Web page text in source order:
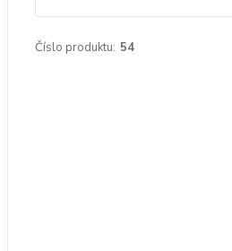
Číslo produktu: 54